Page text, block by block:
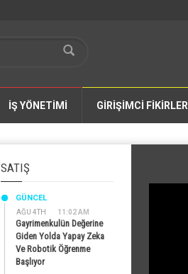
İŞ YÖNETİMİ GİRİŞİMCİ FİKİRLER
SATIŞ
AĞU 4TH 11:02 AM
GÜNCEL
Gayrimenkulün Değerine
Giden Yolda Yapay Zeka
Ve Robotik Öğrenme
Başlıyor